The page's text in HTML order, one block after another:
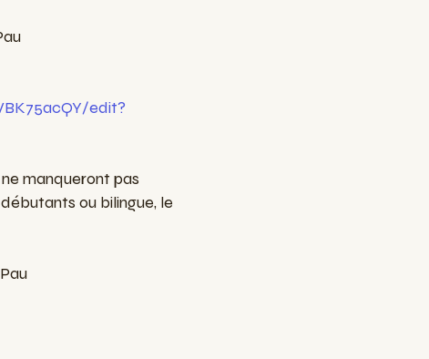
edit?
manqueront pas
ou bilingue, le